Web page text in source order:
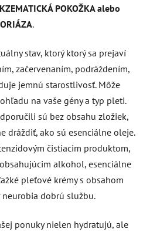
POKOŽKA alebo
.
stav, ktorý ktorý sa prejaví
začervenaním, podráždením,
jemnú starostlivosť. Môže
na vaše gény a typ pleti.
sú bez obsahu zložiek,
dráždiť, ako sú esenciálne oleje.
čistiacim produktom,
alkohol, esenciálne
pleťové krémy s obsahom
dobrú službu.
ponuky nielen hydratujú, ale